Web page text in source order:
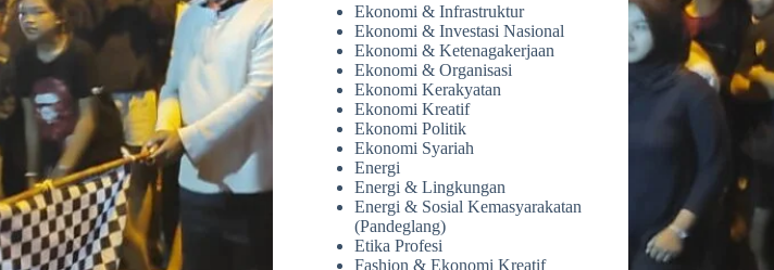
Ekonomi & Infrastruktur
Ekonomi & Investasi Nasional
Ekonomi & Ketenagakerjaan
Ekonomi & Organisasi
Ekonomi Kerakyatan
Ekonomi Kreatif
Ekonomi Politik
Ekonomi Syariah
Energi
Energi & Lingkungan
Energi & Sosial Kemasyarakatan
(Pandeglang)
Etika Profesi
Fashion & Ekonomi Kreatif